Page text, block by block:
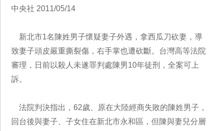
中央社 2011/05/14
新北市1名陳姓男子懷疑妻子外遇，拿西瓜刀砍妻，導
致妻子頭皮嚴重撕裂傷，右手掌也遭砍斷。台灣高等法院
審理，日前以殺人未遂罪判處陳男10年徒刑，全案可上
訴。
法院判決指出，62歲、原在大陸經商失敗的陳姓男子，
回台後與妻子、子女住在新北市永和區，但陳與妻兒分層